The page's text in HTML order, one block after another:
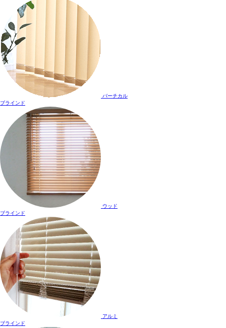
バーチカル
ブラインド
ウッド
ブラインド
アルミ
ブラインド